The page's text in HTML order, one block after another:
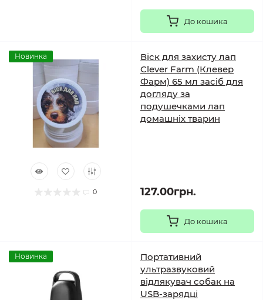
До кошика
Новинка
0
Віск для захисту лап
Clever Farm (Клевер
Фарм) 65 мл засіб для
догляду за
подушечками лап
домашніх тварин
127.00грн.
До кошика
Новинка
Портативний
ультразвуковий
відлякувач собак на
USB-зарядці